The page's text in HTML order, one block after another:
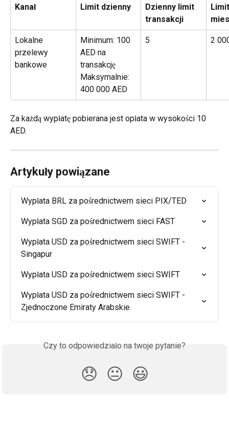
Kanał Limit dzienny
Dzienny limit
transakcji
Lokalne
przelewy
bankowe
Minimum: 100
AED na
transakcję
Maksymalnie:
400 000 AED
5 2
Za każdą wypłatę pobierana jest opłata w wysokości 10
AED.
Artykuły powiązane
Wypłata BRL za pośrednictwem sieci PIX/TED
Wypłata SGD za pośrednictwem sieci FAST
Wypłata USD za pośrednictwem sieci SWIFT -
Singapur
Wypłata USD za pośrednictwem sieci SWIFT
Wypłata USD za pośrednictwem sieci SWIFT -
Zjednoczone Emiraty Arabskie
Czy to odpowiedziało na twoje pytanie?
😞 😐 😃